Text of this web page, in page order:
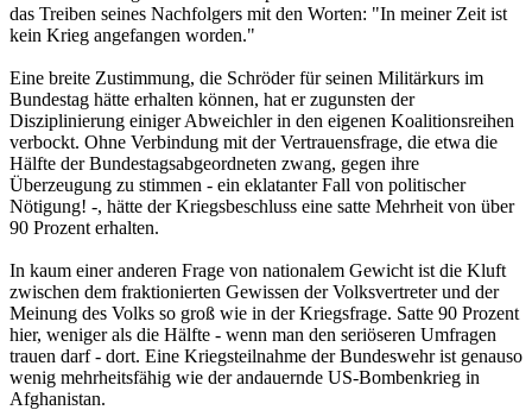
das Treiben seines Nachfolgers mit den Worten: "In meiner Zeit ist
kein Krieg angefangen worden."
Eine breite Zustimmung, die Schröder für seinen Militärkurs im
Bundestag hätte erhalten können, hat er zugunsten der
Disziplinierung einiger Abweichler in den eigenen Koalitionsreihen
verbockt. Ohne Verbindung mit der Vertrauensfrage, die etwa die
Hälfte der Bundestagsabgeordneten zwang, gegen ihre
Überzeugung zu stimmen - ein eklatanter Fall von politischer
Nötigung! -, hätte der Kriegsbeschluss eine satte Mehrheit von über
90 Prozent erhalten.
In kaum einer anderen Frage von nationalem Gewicht ist die Kluft
zwischen dem fraktionierten Gewissen der Volksvertreter und der
Meinung des Volks so groß wie in der Kriegsfrage. Satte 90 Prozent
hier, weniger als die Hälfte - wenn man den seriöseren Umfragen
trauen darf - dort. Eine Kriegsteilnahme der Bundeswehr ist genauso
wenig mehrheitsfähig wie der andauernde US-Bombenkrieg in
Afghanistan.